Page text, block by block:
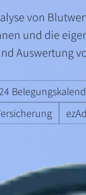
von
und die
Auswertung